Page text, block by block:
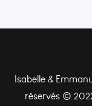
Isabelle &
réservés ©